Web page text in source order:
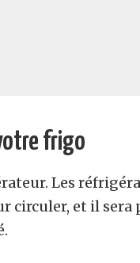
frigo
Les
circuler, et il